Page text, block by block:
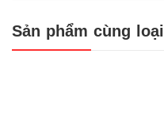
Sản phẩm cùng loại